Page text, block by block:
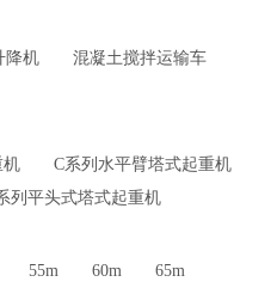
降机
混凝土搅拌运输车
机
C系列水平臂塔式起重机
列平头式塔式起重机
55m 60m
65m